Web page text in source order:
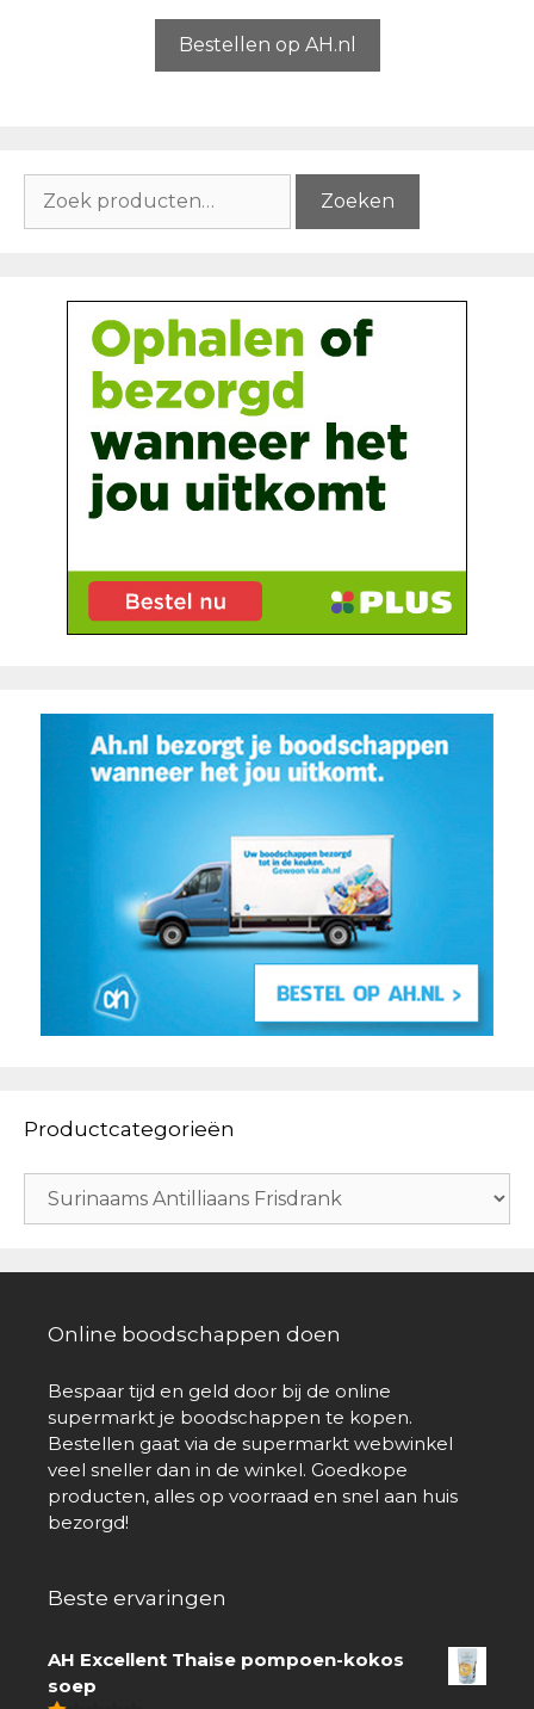
5
Bestellen op AH.nl
naar:
Zoeken
Productcategorieën
Online boodschappen doen
Bespaar tijd en geld door bij de online
supermarkt je boodschappen te kopen.
Bestellen gaat via de supermarkt webwinkel
veel sneller dan in de winkel. Goedkope
producten, alles op voorraad en snel aan huis
bezorgd!
Beste ervaringen
AH Excellent Thaise pompoen-kokos
soep